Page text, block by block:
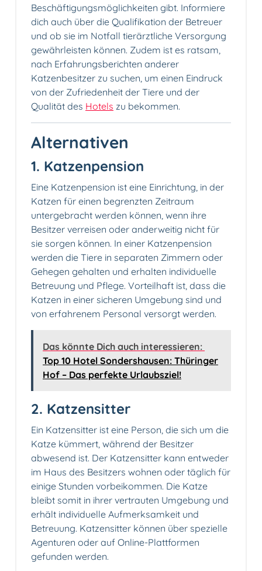
Beschäftigungsmöglichkeiten gibt. Informiere
dich auch über die Qualifikation der Betreuer
und ob sie im Notfall tierärztliche Versorgung
gewährleisten können. Zudem ist es ratsam,
nach Erfahrungsberichten anderer
Katzenbesitzer zu suchen, um einen Eindruck
von der Zufriedenheit der Tiere und der
Qualität des Hotels zu bekommen.
Alternativen
1. Katzenpension
Eine Katzenpension ist eine Einrichtung, in der
Katzen für einen begrenzten Zeitraum
untergebracht werden können, wenn ihre
Besitzer verreisen oder anderweitig nicht für
sie sorgen können. In einer Katzenpension
werden die Tiere in separaten Zimmern oder
Gehegen gehalten und erhalten individuelle
Betreuung und Pflege. Vorteilhaft ist, dass die
Katzen in einer sicheren Umgebung sind und
von erfahrenem Personal versorgt werden.
Das könnte Dich auch interessieren:
Top 10 Hotel Sondershausen: Thüringer
Hof – Das perfekte Urlaubsziel!
2. Katzensitter
Ein Katzensitter ist eine Person, die sich um die
Katze kümmert, während der Besitzer
abwesend ist. Der Katzensitter kann entweder
im Haus des Besitzers wohnen oder täglich für
einige Stunden vorbeikommen. Die Katze
bleibt somit in ihrer vertrauten Umgebung und
erhält individuelle Aufmerksamkeit und
Betreuung. Katzensitter können über spezielle
Agenturen oder auf Online-Plattformen
gefunden werden.